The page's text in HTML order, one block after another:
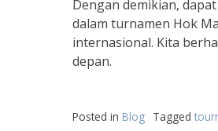
Dengan demikian,
dalam turnamen Hok
internasional. Kita
depan.
Posted in Blog Tagged